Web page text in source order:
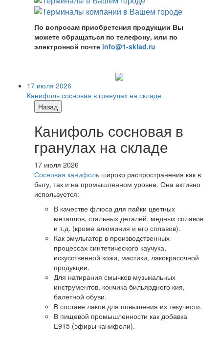
По вопросам приобретения продукции Вы
можете обращаться по телефону, или по
электронной почте info@1-sklad.ru
17 июля 2026
Канифоль сосновая в гранулах на складе
Назад
Канифоль сосновая в
гранулах на складе
17 июля 2026
Сосновая канифоль широко распространения как в
быту, так и на промышленном уровне. Она активно
используется:
В качестве флюса для пайки цветных
металлов, стальных деталей, медных сплавов
и т.д. (кроме алюминия и его сплавов).
Как эмульгатор в производственных
процессах синтетического каучука,
искусственной кожи, мастики, лакокрасочной
продукции.
Для натирания смычков музыкальных
инструментов, кончика бильярдного кия,
балетной обуви.
В составе лаков для повышения их текучести.
В пищевой промышленности как добавка
Е915 (эфиры канифоли).